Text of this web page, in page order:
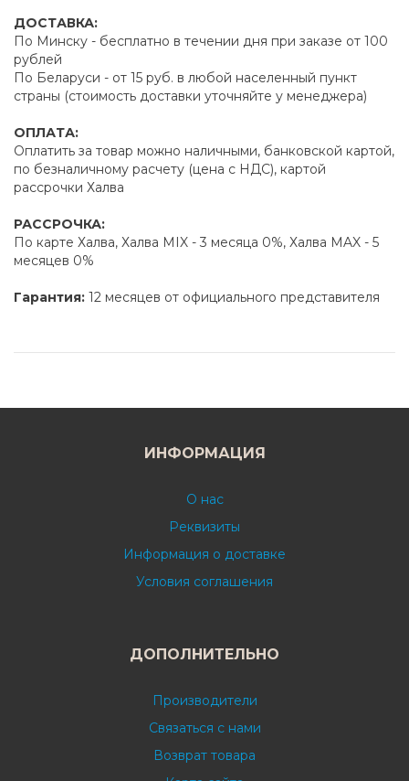
ДОСТАВКА:
По Минску - бесплатно в течении дня при заказе от 100
рублей
По Беларуси - от 15 руб. в любой населенный пункт
страны (стоимость доставки уточняйте у менеджера)
ОПЛАТА:
Оплатить за товар можно наличными, банковской картой,
по безналичному расчету (цена с НДС), картой
рассрочки Халва
РАССРОЧКА:
По карте Халва, Халва MIX - 3 месяца 0%, Халва MAX - 5
месяцев 0%
Гарантия: 12 месяцев от официального представителя
ИНФОРМАЦИЯ
О нас
Реквизиты
Информация о доставке
Условия соглашения
ДОПОЛНИТЕЛЬНО
Производители
Связаться с нами
Возврат товара